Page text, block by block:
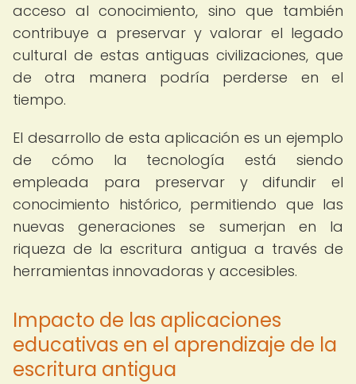
acceso al conocimiento, sino que también
contribuye a preservar y valorar el legado
cultural de estas antiguas civilizaciones, que
de otra manera podría perderse en el
tiempo.
El desarrollo de esta aplicación es un ejemplo
de cómo la tecnología está siendo
empleada para preservar y difundir el
conocimiento histórico, permitiendo que las
nuevas generaciones se sumerjan en la
riqueza de la escritura antigua a través de
herramientas innovadoras y accesibles.
Impacto de las aplicaciones
educativas en el aprendizaje de la
escritura antigua